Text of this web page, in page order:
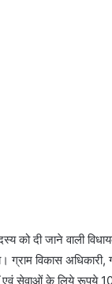
को दी जाने वाली
ग्राम विकास
एवं सेवाओं के लिये रूपये